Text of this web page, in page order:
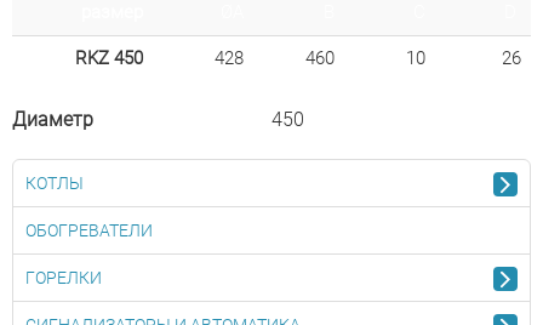
RKZ 450 428 460 10 26
Диаметр 450
КОТЛЫ
ОБОГРЕВАТЕЛИ
ГОРЕЛКИ